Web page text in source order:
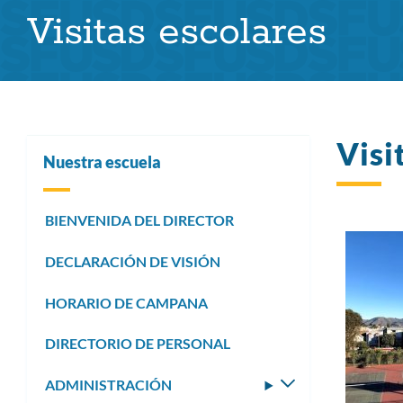
pan
Visitas escolares
Nuestra escuela
BIENVENIDA DEL DIRECTOR
DECLARACIÓN DE VISIÓN
HORARIO DE CAMPANA
DIRECTORIO DE PERSONAL
ADMINISTRACIÓN
Alternar